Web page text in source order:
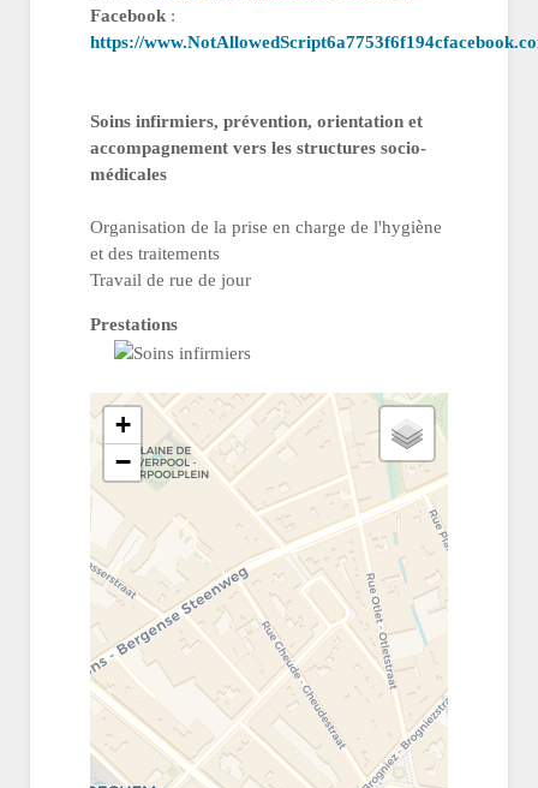
Facebook :
https://
Soins infirmiers, prévention, orientation et
accompagnement vers les structures socio-
médicales
Organisation de la prise en charge de l'hygiène
et des traitements
Travail de rue de jour
Prestations
+
−